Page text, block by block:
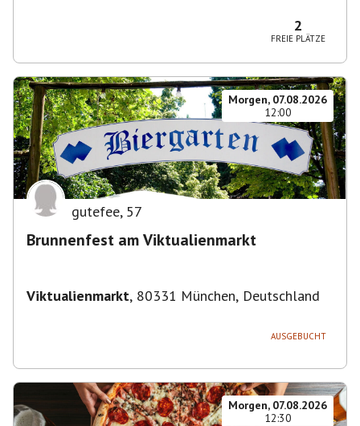
2
FREIE PLÄTZE
Morgen, 07.08.2026
12:00
gutefee, 57
Brunnenfest am Viktualienmarkt
Viktualienmarkt, 80331 München, Deutschland
AUSGEBUCHT
Morgen, 07.08.2026
12:30